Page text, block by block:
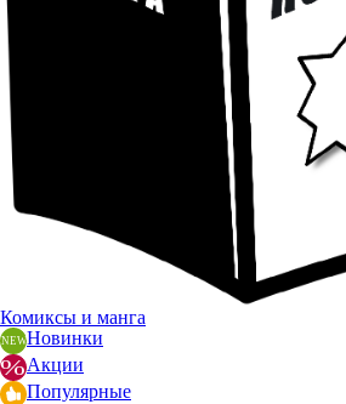
Комиксы и манга
Новинки
Акции
Популярные